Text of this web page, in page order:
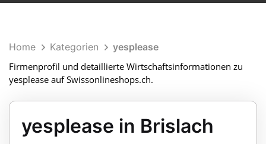
Home Kategorien
yesplease
Firmenprofil und detaillierte Wirtschaftsinformationen zu
yesplease auf Swissonlineshops.ch.
yesplease in Brislach